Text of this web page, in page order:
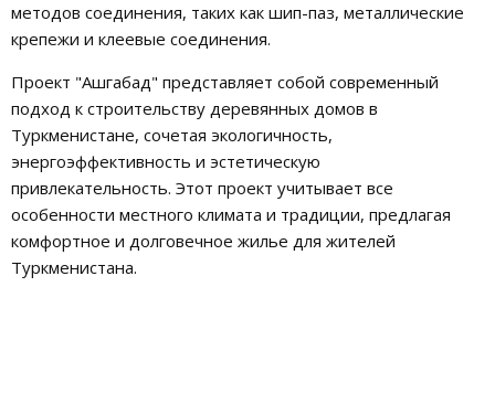
методов соединения, таких как шип-паз, металлические
крепежи и клеевые соединения.
Проект "Ашгабад" представляет собой современный
подход к строительству деревянных домов в
Туркменистане, сочетая экологичность,
энергоэффективность и эстетическую
привлекательность. Этот проект учитывает все
особенности местного климата и традиции, предлагая
комфортное и долговечное жилье для жителей
Туркменистана.